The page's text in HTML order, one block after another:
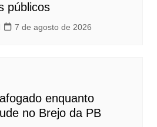
públicos
7 de agosto de 2026
enquanto
no Brejo da PB